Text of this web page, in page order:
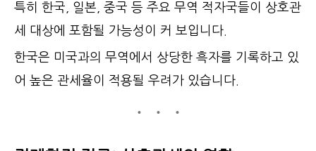
특히 한국, 일본, 중국 등 주요 무역 적자국들이 상호관
세 대상에 포함될 가능성이 커 보입니다.
한국은 미국과의 무역에서 상당한 흑자를 기록하고 있
어 높은 관세율이 적용될 우려가 있습니다.